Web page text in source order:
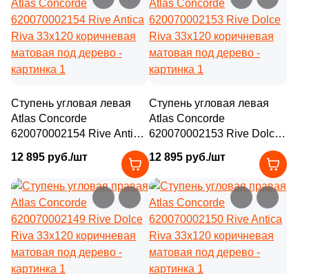
Ступень угловая левая
Atlas Concorde
620070002154 Rive Antica
Riva 33x120 коричневая
матовая под дерево
12 895 руб./шт
Ступень угловая левая
Atlas Concorde
620070002153 Rive Dolce
Riva 33x120 коричневая
матовая под дерево
12 895 руб./шт